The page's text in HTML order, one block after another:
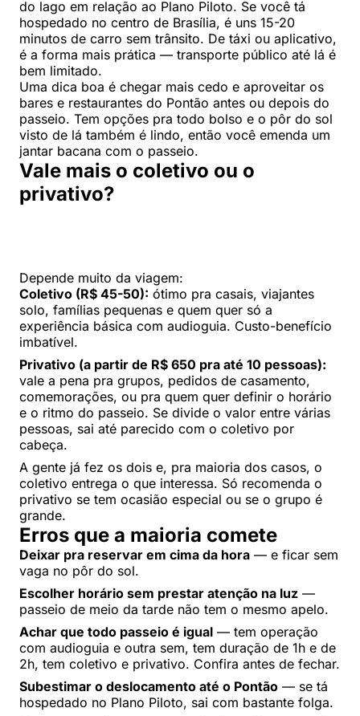
do lago em relação ao Plano Piloto. Se você tá
hospedado no centro de Brasília, é uns 15-20
minutos de carro sem trânsito. De táxi ou aplicativo,
é a forma mais prática — transporte público até lá é
bem limitado.
Uma dica boa é chegar mais cedo e aproveitar os
bares e restaurantes do Pontão antes ou depois do
passeio. Tem opções pra todo bolso e o pôr do sol
visto de lá também é lindo, então você emenda um
jantar bacana com o passeio.
Vale mais o coletivo ou o
privativo?
Depende muito da viagem:
Coletivo (R$ 45-50): ótimo pra casais, viajantes
solo, famílias pequenas e quem quer só a
experiência básica com audioguia. Custo-benefício
imbatível.
Privativo (a partir de R$ 650 pra até 10 pessoas):
vale a pena pra grupos, pedidos de casamento,
comemorações, ou pra quem quer definir o horário
e o ritmo do passeio. Se divide o valor entre várias
pessoas, sai até parecido com o coletivo por
cabeça.
A gente já fez os dois e, pra maioria dos casos, o
coletivo entrega o que interessa. Só recomenda o
privativo se tem ocasião especial ou se o grupo é
grande.
Erros que a maioria comete
Deixar pra reservar em cima da hora — e ficar sem
vaga no pôr do sol.
Escolher horário sem prestar atenção na luz —
passeio de meio da tarde não tem o mesmo apelo.
Achar que todo passeio é igual — tem operação
com audioguia e outra sem, tem duração de 1h e de
2h, tem coletivo e privativo. Confira antes de fechar.
Subestimar o deslocamento até o Pontão — se tá
hospedado no Plano Piloto, sai com bastante folga.